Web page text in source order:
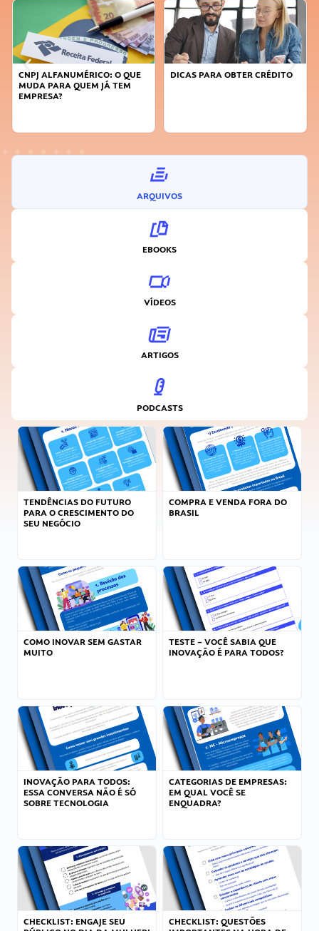
CNPJ ALFANUMÉRICO: O QUE
MUDA PARA QUEM JÁ TEM
EMPRESA?
DICAS PARA OBTER CRÉDITO
ARQUIVOS
EBOOKS
VÍDEOS
ARTIGOS
PODCASTS
TENDÊNCIAS DO FUTURO
PARA O CRESCIMENTO DO
SEU NEGÓCIO
COMPRA E VENDA FORA DO
BRASIL
COMO INOVAR SEM GASTAR
MUITO
TESTE – VOCÊ SABIA QUE
INOVAÇÃO É PARA TODOS?
INOVAÇÃO PARA TODOS:
ESSA CONVERSA NÃO É SÓ
SOBRE TECNOLOGIA
CATEGORIAS DE EMPRESAS:
EM QUAL VOCÊ SE
ENQUADRA?
CHECKLIST: ENGAJE SEU
CHECKLIST: QUESTÕES